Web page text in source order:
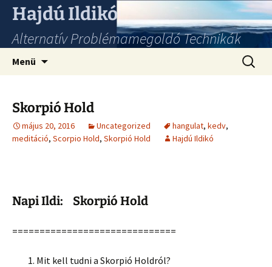
Hajdú Ildikó
Alternatív Problémamegoldó Technikák
Menü
Skorpió Hold
május 20, 2016 Uncategorized hangulat, kedv,
meditáció, Scorpio Hold, Skorpió Hold Hajdú Ildikó
Napi Ildi: Skorpió Hold
==============================
Mit kell tudni a Skorpió Holdról?